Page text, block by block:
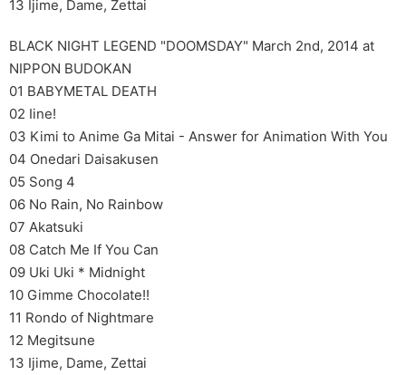
13 Ijime, Dame, Zettai
BLACK NIGHT LEGEND "DOOMSDAY" March 2nd, 2014 at
NIPPON BUDOKAN
01 BABYMETAL DEATH
02 Iine!
03 Kimi to Anime Ga Mitai - Answer for Animation With You
04 Onedari Daisakusen
05 Song 4
06 No Rain, No Rainbow
07 Akatsuki
08 Catch Me If You Can
09 Uki Uki * Midnight
10 Gimme Chocolate!!
11 Rondo of Nightmare
12 Megitsune
13 Ijime, Dame, Zettai